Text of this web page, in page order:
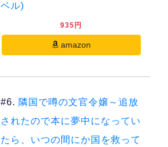
ベル)
935円
amazon
#6. 隣国で噂の文官令嬢～追放
されたので本に夢中になってい
たら、いつの間にか国を救って